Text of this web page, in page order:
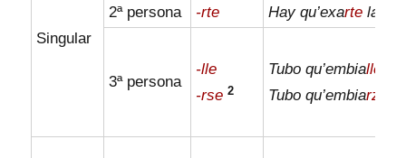
Singular
2ª persona -rte Hay qu’exarte la
3ª persona
-lle
-rse 2
Tubo qu’embialle
Tubo qu’embiarze